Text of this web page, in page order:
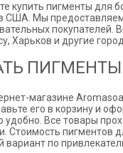
купить пигменты для
США. Мы
покупателей.
Харьков и другие
магазине
его в корзину и
удобно. Все товары
Стоимость пигментов
вариант по